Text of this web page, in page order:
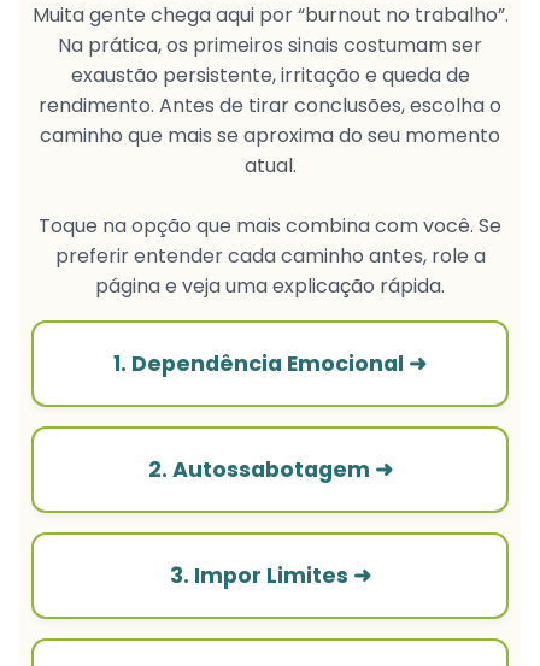
Muita gente chega aqui por “burnout no trabalho”.
Na prática, os primeiros sinais costumam ser
exaustão persistente, irritação e queda de
rendimento. Antes de tirar conclusões, escolha o
caminho que mais se aproxima do seu momento
atual.
Toque na opção que mais combina com você. Se
preferir entender cada caminho antes, role a
página e veja uma explicação rápida.
1. Dependência Emocional ➜
2. Autossabotagem ➜
3. Impor Limites ➜